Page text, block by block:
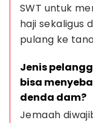
SWT untuk
haji sekaligus
pulang ke
Jenis
bisa
denda dam?
Jemaah